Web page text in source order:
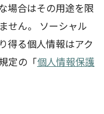
場合はその用途を限
せん。 ソーシャル
得る個人情報はアク
定の「個人情報保護